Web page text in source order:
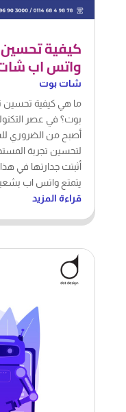
كيفية تحسين
شات بوت
ما هي كيفية تحسين
بوت؟ في عصر
أصبح من الضروري
لتحسين تجربة
أثبتت جدارتها في
يتمتع واتس اب
قراءة المزيد